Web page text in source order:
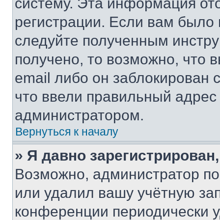
регистрации. Если вам
следуйте полученным
получено, то возможно, что
email либо он
что ввели правильный адрес
администратором.
Вернуться к началу
» Я давно
Возможно, администратор
или удалил вашу учётную
конференции периодически